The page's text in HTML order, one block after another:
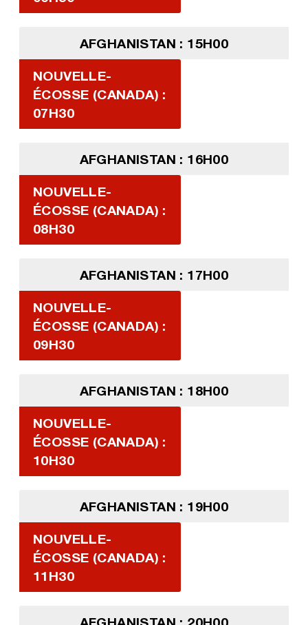
AFGHANISTAN : 15H00
NOUVELLE-
ÉCOSSE (CANADA) :
07H30
AFGHANISTAN : 16H00
NOUVELLE-
ÉCOSSE (CANADA) :
08H30
AFGHANISTAN : 17H00
NOUVELLE-
ÉCOSSE (CANADA) :
09H30
AFGHANISTAN : 18H00
NOUVELLE-
ÉCOSSE (CANADA) :
10H30
AFGHANISTAN : 19H00
NOUVELLE-
ÉCOSSE (CANADA) :
11H30
AFGHANISTAN : 20H00